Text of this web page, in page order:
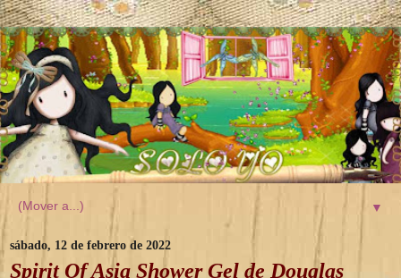
▼
sábado, 12 de febrero de 2022
Spirit Of Asia Shower Gel de Douglas